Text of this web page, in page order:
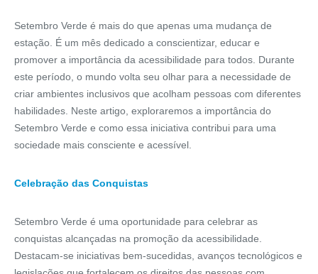
Setembro Verde é mais do que apenas uma mudança de
estação. É um mês dedicado a conscientizar, educar e
promover a importância da acessibilidade para todos. Durante
este período, o mundo volta seu olhar para a necessidade de
criar ambientes inclusivos que acolham pessoas com diferentes
habilidades. Neste artigo, exploraremos a importância do
Setembro Verde e como essa iniciativa contribui para uma
sociedade mais consciente e acessível.
Celebração das Conquistas
Setembro Verde é uma oportunidade para celebrar as
conquistas alcançadas na promoção da acessibilidade.
Destacam-se iniciativas bem-sucedidas, avanços tecnológicos e